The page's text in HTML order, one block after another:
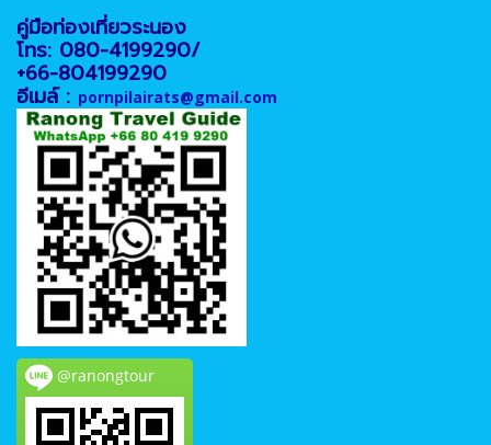
คู่มือท่องเที่ยวระนอง
โทร: 080-4199290/
+66-804199290
อีเมล์ : pornpilairats@gmail.com
@ranongtour